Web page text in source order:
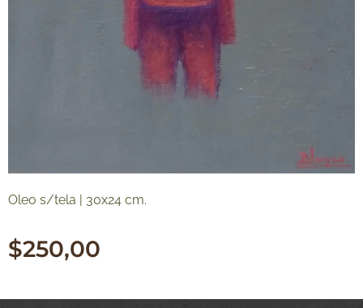
Oleo s/tela | 30x24 cm.
$250,00